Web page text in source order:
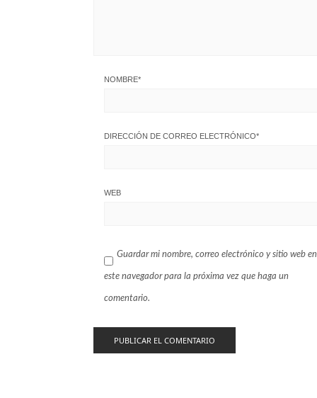
NOMBRE*
DIRECCIÓN DE CORREO ELECTRÓNICO*
WEB
Guardar mi nombre, correo electrónico y sitio web en
este navegador para la próxima vez que haga un
comentario.